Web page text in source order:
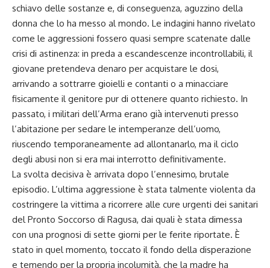
schiavo delle sostanze e, di conseguenza, aguzzino della
donna che lo ha messo al mondo. Le indagini hanno rivelato
come le aggressioni fossero quasi sempre scatenate dalle
crisi di astinenza: in preda a escandescenze incontrollabili, il
giovane pretendeva denaro per acquistare le dosi,
arrivando a sottrarre gioielli e contanti o a minacciare
fisicamente il genitore pur di ottenere quanto richiesto. In
passato, i militari dell’Arma erano già intervenuti presso
l’abitazione per sedare le intemperanze dell’uomo,
riuscendo temporaneamente ad allontanarlo, ma il ciclo
degli abusi non si era mai interrotto definitivamente.
La svolta decisiva è arrivata dopo l’ennesimo, brutale
episodio. L’ultima aggressione è stata talmente violenta da
costringere la vittima a ricorrere alle cure urgenti dei sanitari
del Pronto Soccorso di Ragusa, dai quali è stata dimessa
con una prognosi di sette giorni per le ferite riportate. È
stato in quel momento, toccato il fondo della disperazione
e temendo per la propria incolumità, che la madre ha